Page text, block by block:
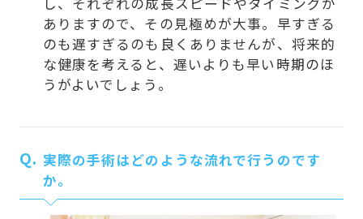
ありますので、その見極めが大事。早すぎる
のも遅すぎるのも良くありませんが、将来的
な健康を考えると、遅いよりも早い時期のほ
うがよいでしょう。
Q. 実際の手術はどのような流れで行うのです
か。